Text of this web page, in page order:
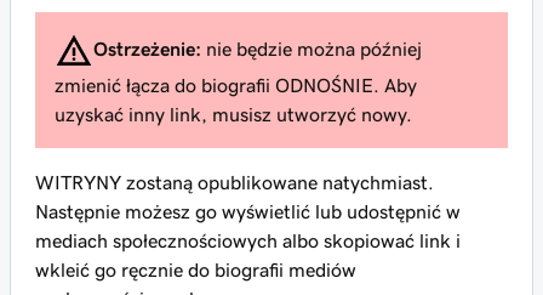
Ostrzeżenie: nie będzie można później
zmienić łącza do biografii ODNOŚNIE. Aby
uzyskać inny link, musisz utworzyć nowy.
WITRYNY zostaną opublikowane natychmiast.
Następnie możesz go wyświetlić lub udostępnić w
mediach społecznościowych albo skopiować link i
wkleić go ręcznie do biografii mediów